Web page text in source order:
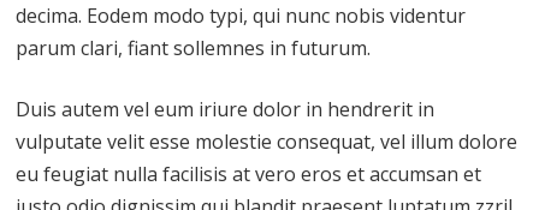
decima. Eodem modo typi, qui nunc nobis videntur
parum clari, fiant sollemnes in futurum.
Duis autem vel eum iriure dolor in hendrerit in
vulputate velit esse molestie consequat, vel illum dolore
eu feugiat nulla facilisis at vero eros et accumsan et